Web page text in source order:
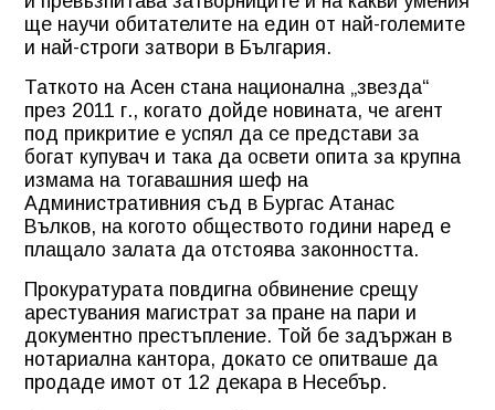
ще научи обитателите на един от най-големите
и най-строги затвори в България.
Таткото на Асен стана национална „звезда“
през 2011 г., когато дойде новината, че агент
под прикритие е успял да се представи за
богат купувач и така да освети опита за крупна
измама на тогавашния шеф на
Административния съд в Бургас Атанас
Вълков, на когото обществото години наред е
плащало залата да отстоява законността.
Прокуратурата повдигна обвинение срещу
арестувания магистрат за пране на пари и
документно престъпление. Той бе задържан в
нотариална кантора, докато се опитваше да
продаде имот от 12 декара в Несебър.